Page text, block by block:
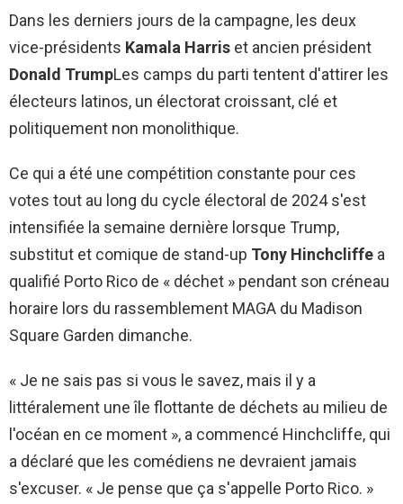
Dans les derniers jours de la campagne, les deux
vice-présidents Kamala Harris et ancien président
Donald TrumpLes camps du parti tentent d'attirer les
électeurs latinos, un électorat croissant, clé et
politiquement non monolithique.
Ce qui a été une compétition constante pour ces
votes tout au long du cycle électoral de 2024 s'est
intensifiée la semaine dernière lorsque Trump,
substitut et comique de stand-up Tony Hinchcliffe a
qualifié Porto Rico de « déchet » pendant son créneau
horaire lors du rassemblement MAGA du Madison
Square Garden dimanche.
« Je ne sais pas si vous le savez, mais il y a
littéralement une île flottante de déchets au milieu de
l'océan en ce moment », a commencé Hinchcliffe, qui
a déclaré que les comédiens ne devraient jamais
s'excuser. « Je pense que ça s'appelle Porto Rico. »